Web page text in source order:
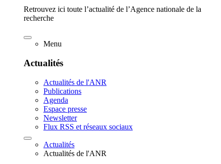
Retrouvez ici toute l’actualité de l’Agence nationale de la
recherche
Menu
Actualités
Actualités de l'ANR
Publications
Agenda
Espace presse
Newsletter
Flux RSS et réseaux sociaux
Actualités
Actualités de l'ANR